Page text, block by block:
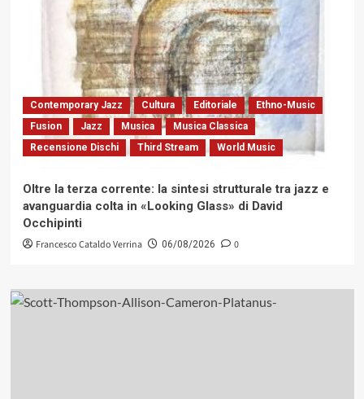
Contemporary Jazz Cultura Editoriale
Ethno-Music
Fusion
Jazz Musica
Musica Classica
Recensione Dischi
Third Stream World Music
Oltre la terza corrente: la sintesi strutturale tra jazz e
avanguardia colta in «Looking Glass» di David
Occhipinti
Francesco Cataldo Verrina 06/08/2026 0